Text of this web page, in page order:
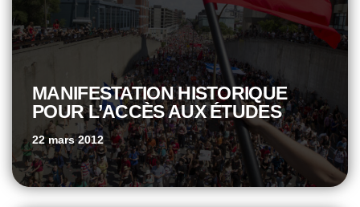
MANIFESTATION HISTORIQUE
POUR L’ACCÈS AUX ÉTUDES
22 mars 2012